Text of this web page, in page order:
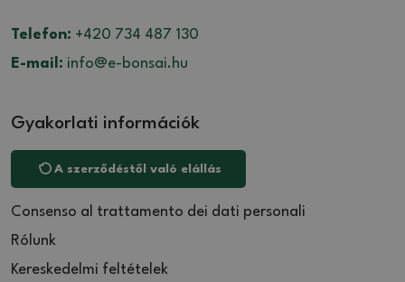
Telefon: +420 734 487 130
E-mail: info@e-bonsai.hu
Gyakorlati információk
A szerződéstől való elállás
Consenso al trattamento dei dati personali
Rólunk
Kereskedelmi feltételek